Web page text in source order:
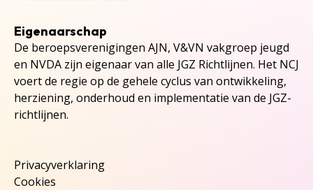
Eigenaarschap
De beroepsverenigingen AJN, V&VN vakgroep jeugd
en NVDA zijn eigenaar van alle JGZ Richtlijnen. Het NCJ
voert de regie op de gehele cyclus van ontwikkeling,
herziening, onderhoud en implementatie van de JGZ-
richtlijnen.
Privacyverklaring
Cookies